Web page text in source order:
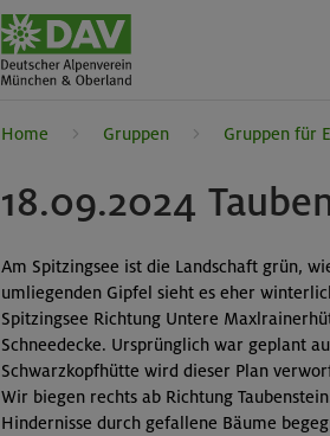
Home Gruppen Gruppen für
18.09.2024
Am Spitzingsee ist die Landschaft grün,
umliegenden Gipfel sieht es eher
Spitzingsee Richtung Untere
Schneedecke. Ursprünglich war geplant
Schwarzkopfhütte wird dieser Plan
Wir biegen rechts ab Richtung
Hindernisse durch gefallene Bäume